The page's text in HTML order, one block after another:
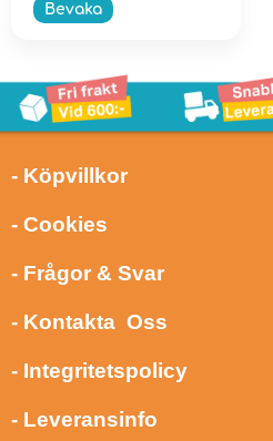
Bevaka
- Köpvillkor
- Cookies
- Frågor & Svar
- Kontakta Oss
- Integritetspolicy
- Leveransinfo